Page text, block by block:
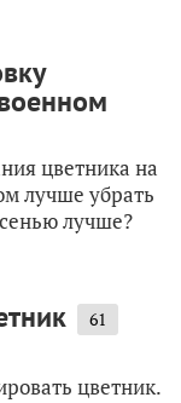
цветника на
лучше убрать
лучше?
61
цветник.